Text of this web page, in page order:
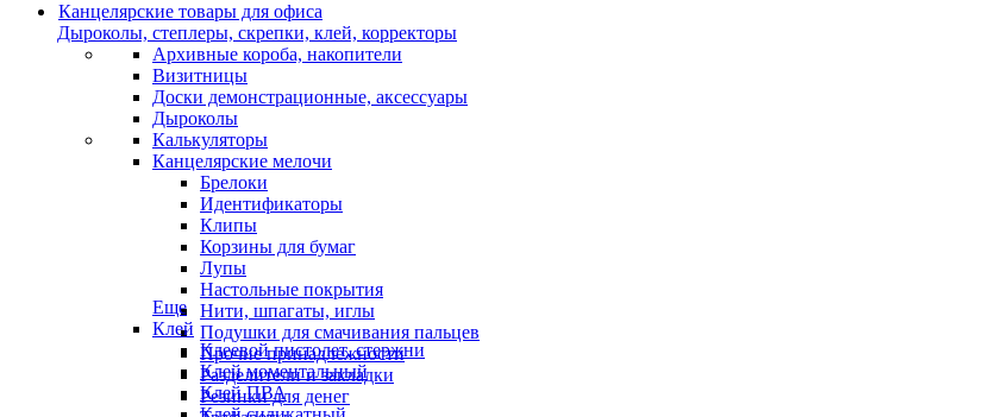
Канцелярские товары для офиса
Дыроколы, степлеры, скрепки, клей, корректоры
Архивные короба, накопители
Визитницы
Доски демонстрационные, аксессуары
Дыроколы
Калькуляторы
Канцелярские мелочи
Брелоки
Идентификаторы
Клипы
Корзины для бумаг
Лупы
Настольные покрытия
Нити, шпагаты, иглы
Подушки для смачивания пальцев
Прочие принадлежности
Разделители и закладки
Резинки для денег
Еще
Клей
Клеевой пистолет, стержни
Клей моментальный
Клей ПВА